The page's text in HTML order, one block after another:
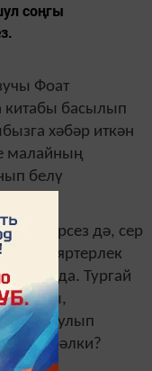
соңгы
Фоат
китабы басылып
хәбәр иткән
малайның
белү
эчкерсез дә, сер
ияртерлек
да. Тургай
булып
бәлки?